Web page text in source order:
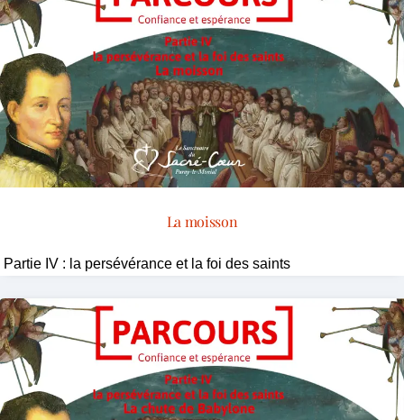
La moisson
Partie IV : la persévérance et la foi des saints